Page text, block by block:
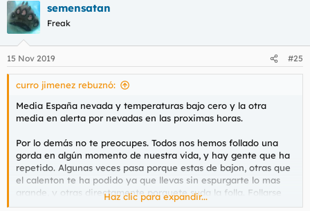
semensatan
Freak
15 Nov 2019 #25
curro jimenez rebuznó:
Media España nevada y temperaturas bajo cero y la otra
media en alerta por nevadas en las proximas horas.
Por lo demás no te preocupes. Todos nos hemos follado una
gorda en algún momento de nuestra vida, y hay gente que ha
repetido. Algunas veces pasa porque estas de bajon, otras que
el calenton te ha podido ya que llevas sin espurgarte lo mas
grande, y otras directamente porquete suda la folla. Follarse
una gorda es una aventura solo apta para los mas valientes.
Haz clic para expandir...